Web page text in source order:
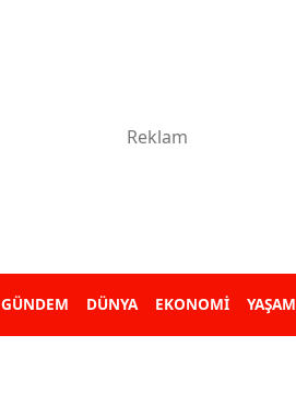
GÜNDEM DÜNYA EKONOMİ YAŞAM